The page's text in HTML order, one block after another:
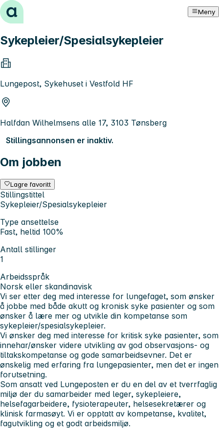
Hopp til innhold Meny
Sykepleier/Spesialsykepleier
Lungepost, Sykehuset i Vestfold HF
Halfdan Wilhelmsens alle 17, 3103 Tønsberg
Stillingsannonsen er inaktiv.
Om jobben
Lagre favoritt
Stillingstittel
Sykepleier/Spesialsykepleier
Type ansettelse
Fast, heltid 100%
Antall stillinger
1
Arbeidsspråk
Norsk eller skandinavisk
Vi ser etter deg med interesse for lungefaget, som ønsker
å jobbe med både akutt og kronisk syke pasienter og som
ønsker å lære mer og utvikle din kompetanse som
sykepleier/spesialsykepleier.
Vi ønsker deg med interesse for kritisk syke pasienter, som
innehar/ønsker videre utvikling av god observasjons- og
tiltakskompetanse og gode samarbeidsevner. Det er
ønskelig med erfaring fra lungepasienter, men det er ingen
forutsetning.
Som ansatt ved Lungeposten er du en del av et tverrfaglig
miljø der du samarbeider med leger, sykepleiere,
helsefagarbeidere, fysioterapeuter, helsesekretærer og
klinisk farmasøyt. Vi er opptatt av kompetanse, kvalitet,
fagutvikling og et godt arbeidsmiljø.